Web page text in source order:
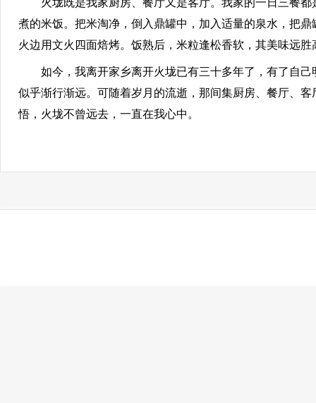
火垅既是我家厨房、餐厅又是客厅。我家的一日三餐都
煮的米饭。把米淘净，倒入鼎罐中，加入适量的泉水，把
火边用文火四面焙烤。饭熟后，米粒逢松香软，其美味远
如今，我离开家乡离开火垅已有三十多年了，有了自己
似乎渐行渐远。可随着岁月的流逝，那间集厨房、餐厅、
悟，火垅不曾远去，一直在我心中。